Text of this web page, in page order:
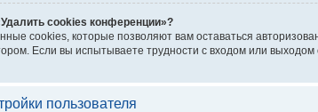
cookies конференции»?
cookies, которые позволяют вам оставаться
Если вы испытываете трудности с входом или
пользователя